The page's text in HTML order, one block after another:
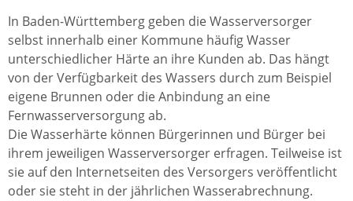
In Baden-Württemberg geben die Wasserversorger
selbst innerhalb einer Kommune häufig Wasser
unterschiedlicher Härte an ihre Kunden ab. Das hängt
von der Verfügbarkeit des Wassers durch zum Beispiel
eigene Brunnen oder die Anbindung an eine
Fernwasserversorgung ab.
Die Wasserhärte können Bürgerinnen und Bürger bei
ihrem jeweiligen Wasserversorger erfragen. Teilweise ist
sie auf den Internetseiten des Versorgers veröffentlicht
oder sie steht in der jährlichen Wasserabrechnung.